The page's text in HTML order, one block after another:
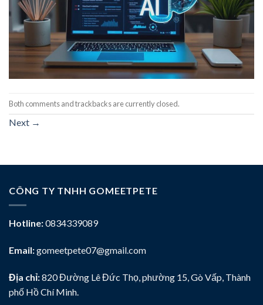
Both comments and trackbacks are currently closed.
Next →
CÔNG TY TNHH GOMEETPETE
Hotline:0834339089
Email:gomeetpete07@gmail.com
Địa chỉ:820 Đường Lê Đức Thọ, phường 15, Gò Vấp, Thành
phố Hồ Chí Minh.